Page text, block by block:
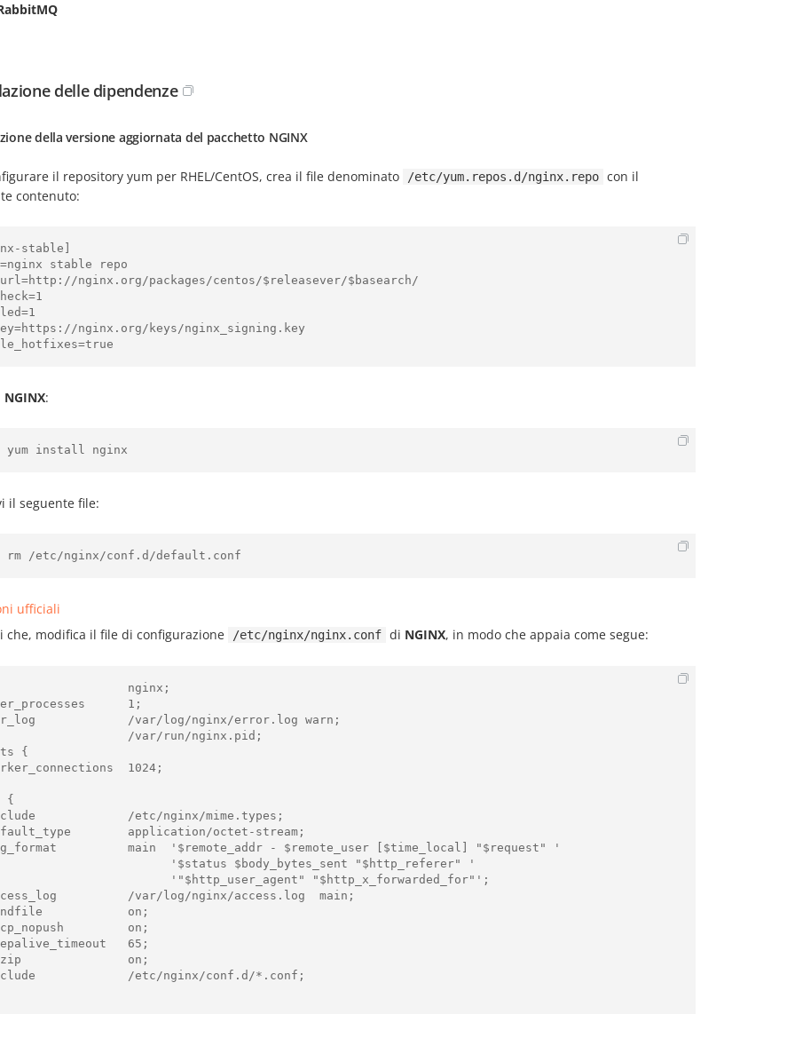
delle dipendenze
della versione aggiornata del pacchetto NGINX
il repository yum per RHEL/CentOS, crea il file denominato /etc/yum.repos.d/nginx.repo con il
contenuto:
stable]
stable repo
nginx.org/packages/centos/$releasever/$basearch/
nginx.org/keys/nginx_signing.key
NGINX:
yum install nginx
il seguente file:
rm /etc/nginx/conf.d/default.conf
ufficiali
che, modifica il file di configurazione
/etc/nginx/nginx.conf di NGINX, in modo che appaia come segue:
nginx;
1;
/var/log/nginx/error.log warn;
/var/run/nginx.pid;
{
{